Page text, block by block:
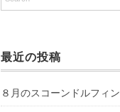
最近の投稿
８月のスコーンドルフィン